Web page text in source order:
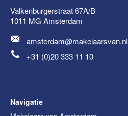
Valkenburgerstraat 67A/B
1011 MG Amsterdam
amsterdam@makelaarsvan.nl
+31 (0)20 333 11 10
Navigatie